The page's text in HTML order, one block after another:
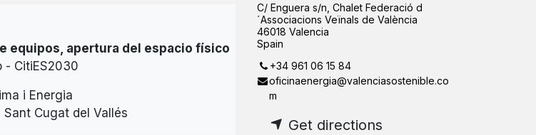
equipos, apertura del espacio físico
- CitiES2030
i Energia
Cugat del Vallés
C/ Enguera s/n, Chalet Federació d
´Associacions Veïnals de València
46018 Valencia
Spain
+34 961 06 15 84
oficinaenergia@valenciasostenible.co
m
Get directions